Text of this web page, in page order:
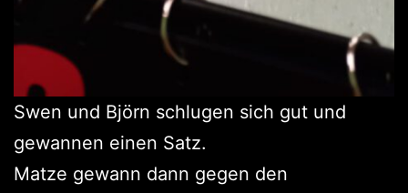
Swen und Björn schlugen sich gut und
gewannen einen Satz.
Matze gewann dann gegen den